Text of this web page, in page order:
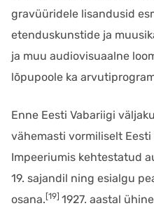
gravüüridele lisandusid
etenduskunstide ja
ja muu audiovisuaalne
lõpupoole ka
Enne Eesti Vabariigi
vähemasti vormiliselt
Impeeriumis kehtestatud
19. sajandil ning esialgu
osana. [19] 1927. aastal